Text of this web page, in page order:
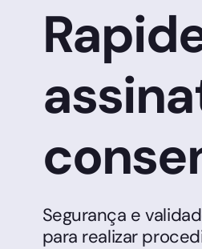
Segurança e
para realizar